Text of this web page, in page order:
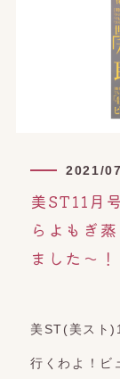
2021/
美ST11月
らよもぎ
ました〜！
美ST(美スト
行くわよ！ビ